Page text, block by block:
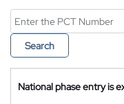
Search
National phase entry is